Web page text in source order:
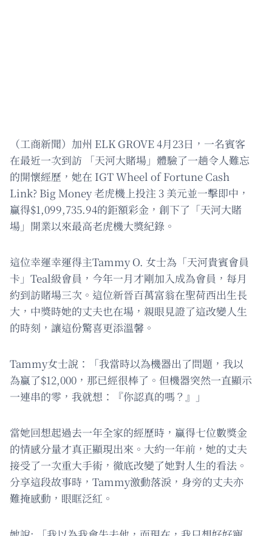
（工商新聞）加州 ELK GROVE 4月23日，一名賓客
在最近一次到訪 「天河大賭場」體驗了一趟令人難忘
的開懷經歷，她在 IGT Wheel of Fortune Cash
Link? Big Money 老虎機上投注 3 美元並一擊即中，
贏得$1,099,735.94的鉅額彩金，創下了「天河大賭
場」開業以來最高老虎機大獎紀錄。
這位幸運幸運得主Tammy O. 女士為「天河貴賓會員
卡」Teal級會員，今年一月才剛加入成為會員，每月
約到訪賭場三次。這位新晉百萬富翁在聖荷西出生長
大，中獎時她的丈夫也在場，親眼見證了這改變人生
的時刻，讓這份驚喜更添溫馨。
Tammy女士說：「我當時以為機器出了問題，我以
為贏了$12,000，那已經很棒了。但機器突然一直顯示
一連串的零，我就想：『你認真的嗎？』」
當她回想起過去一年全家的經歷時，贏得七位數獎金
的情感分量才真正顯現出來。大約一年前，她的丈夫
接受了一次重大手術，徹底改變了她對人生的看法。
分享這段故事時，Tammy激動落淚，身旁的丈夫亦
難掩感動，眼眶泛紅。